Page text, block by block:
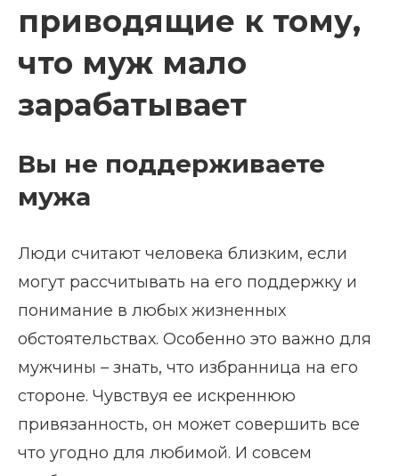
приводящие к тому,
что муж мало
зарабатывает
Вы не поддерживаете
мужа
Люди считают человека близким, если
могут рассчитывать на его поддержку и
понимание в любых жизненных
обстоятельствах. Особенно это важно для
мужчины – знать, что избранница на его
стороне. Чувствуя ее искреннюю
привязанность, он может совершить все
что угодно для любимой. И совсем